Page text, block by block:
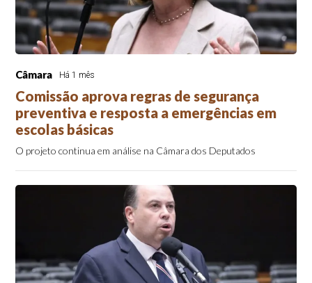
Câmara Há 1 mês
Comissão aprova regras de segurança
preventiva e resposta a emergências em
escolas básicas
O projeto continua em análise na Câmara dos Deputados